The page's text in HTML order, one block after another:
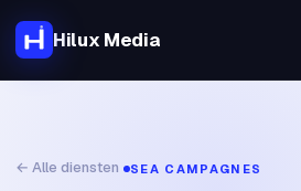
Hilux Media
← Alle diensten SEA CAMPAGNES